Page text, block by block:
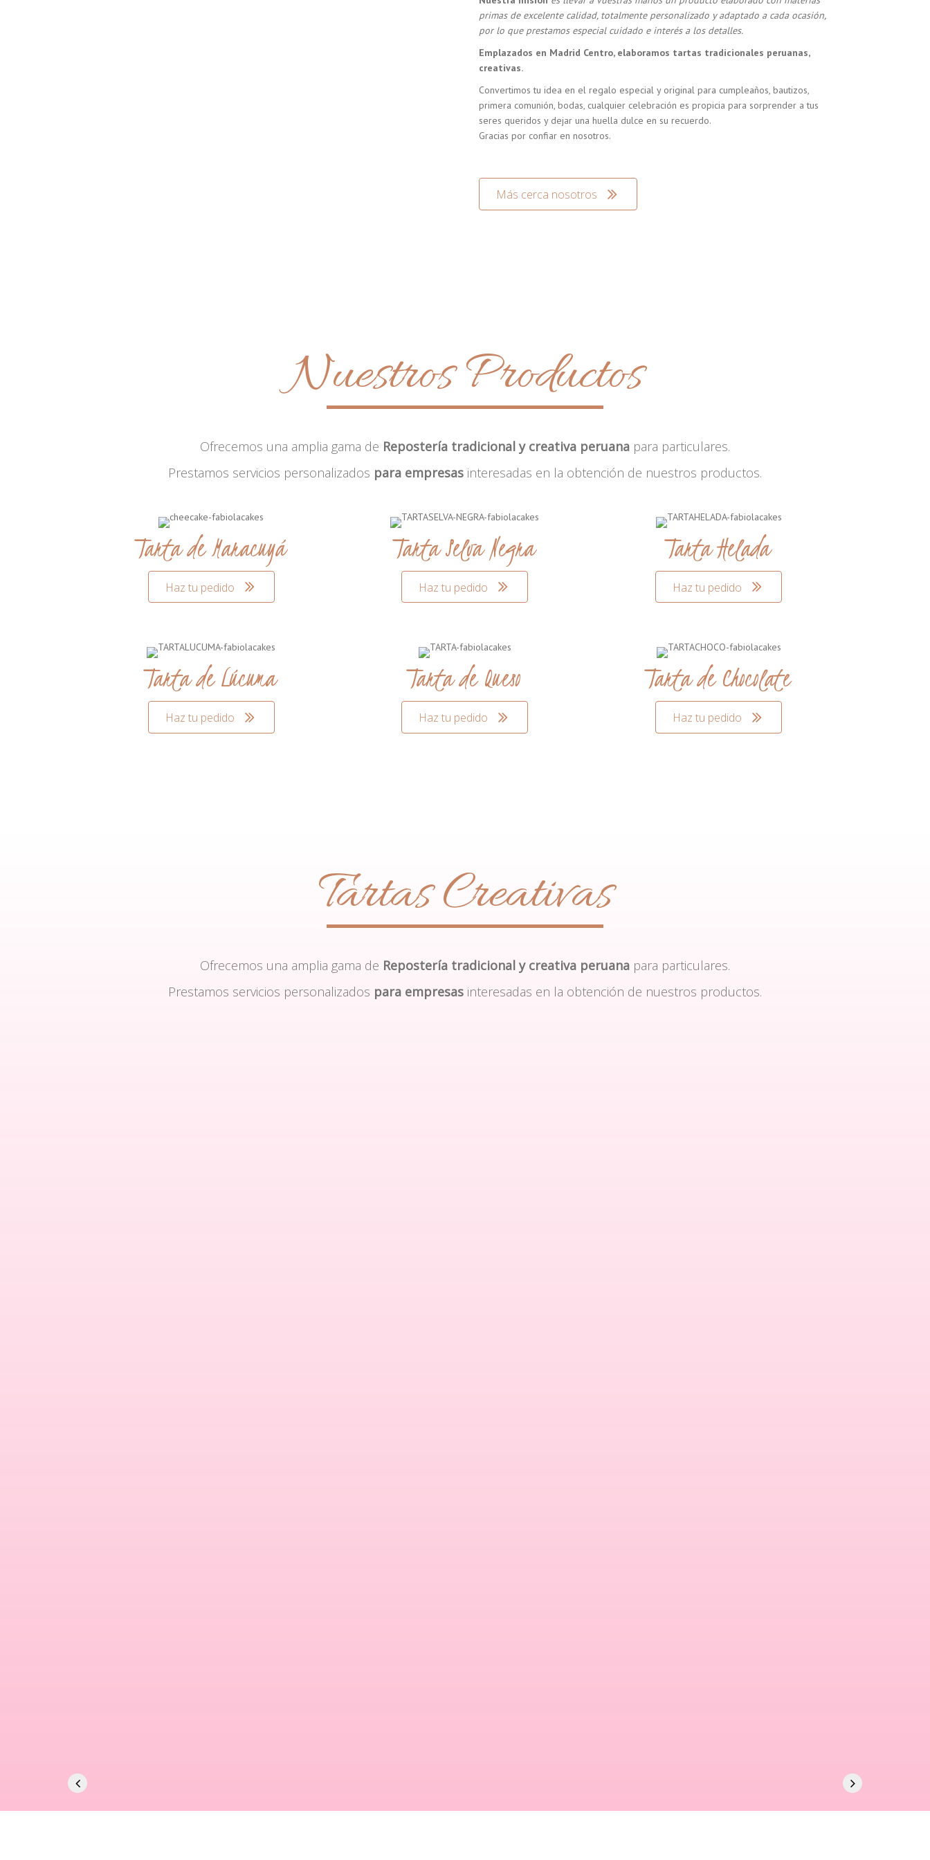
primas de excelente calidad, totalmente personalizado y adaptado a cada ocasión,
por lo que prestamos especial cuidado e interés a los detalles.
Emplazados en Madrid Centro, elaboramos tartas tradicionales peruanas,
creativas.
Convertimos tu idea en el regalo especial y original para cumpleaños, bautizos,
primera comunión, bodas, cualquier celebración es propicia para sorprender a tus
seres queridos y dejar una huella dulce en su recuerdo.
Gracias por confiar en nosotros.
Más cerca nosotros
Nuestros Productos
Ofrecemos una amplia gama de Repostería tradicional y creativa peruana para particulares.
Prestamos servicios personalizados para empresas interesadas en la obtención de nuestros productos.
Tarta de Maracuyá
Haz tu pedido
Tarta Selva Negra
Haz tu pedido
Tarta Helada
Haz tu pedido
Tarta de Lúcuma
Haz tu pedido
Tarta de Queso
Haz tu pedido
Tarta de Chocolate
Haz tu pedido
Tartas Creativas
Ofrecemos una amplia gama de Repostería tradicional y creativa peruana para particulares.
Prestamos servicios personalizados para empresas interesadas en la obtención de nuestros productos.